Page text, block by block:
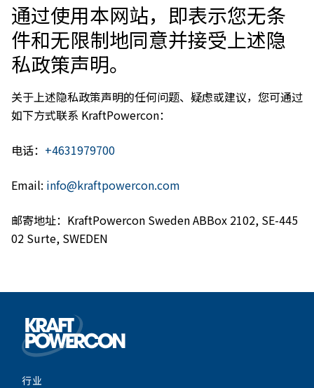
通过使用本网站，即表示您无条
件和无限制地同意并接受上述隐
私政策声明。
关于上述隐私政策声明的任何问题、疑虑或建议，您可通过
如下方式联系 KraftPowercon：
电话： +4631979700
Email: info@kraftpowercon.com
邮寄地址：KraftPowercon Sweden ABBox 2102, SE-445
02 Surte, SWEDEN
行业